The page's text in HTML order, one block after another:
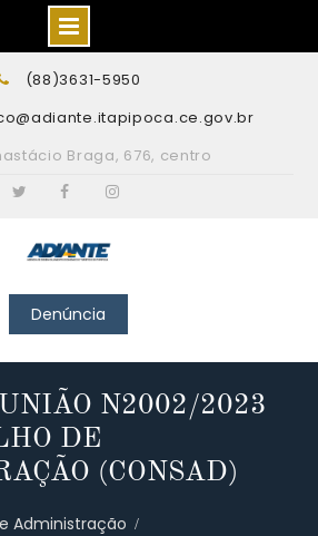
(88)3631-5950
Braga, 676, centro
Denúncia
N2002/2023
DE
(CONSAD)
Administração